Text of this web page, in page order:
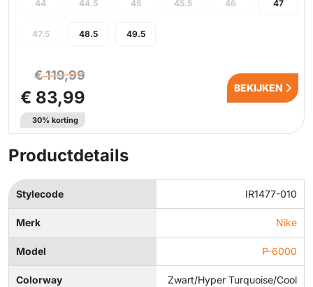
47
48.5 49.5
44 44.5 45 45.5 46
47.5
€ 119,99
€ 83,99
30% korting
BEKIJKEN
Productdetails
Stylecode IR1477-010
Merk Nike
Model P-6000
Colorway
Zwart/Hyper Turquoise/Cool